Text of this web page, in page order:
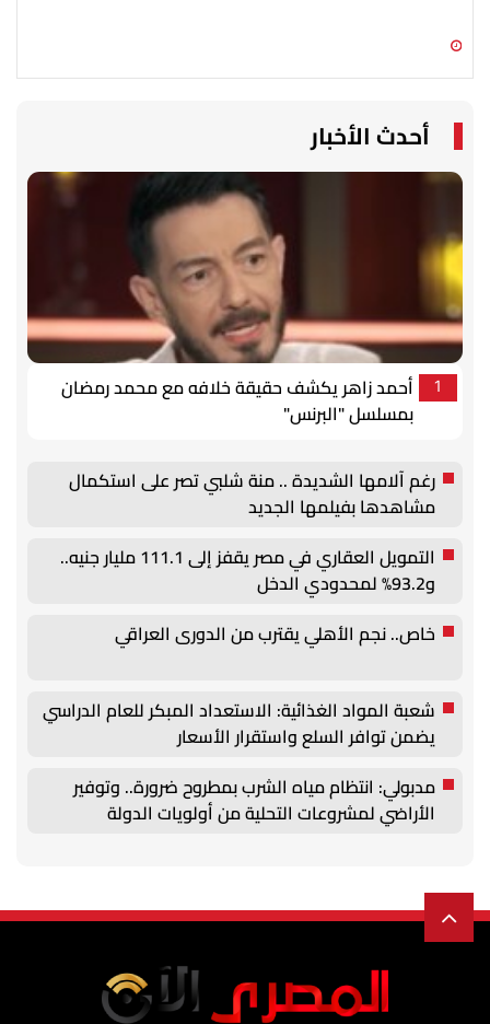
أحدث الأخبار
1
أحمد زاهر يكشف حقيقة خلافه مع محمد رمضان
بمسلسل "البرنس"
رغم آلامها الشديدة .. منة شلبي تصر على استكمال
مشاهدها بفيلمها الجديد
التمويل العقاري في مصر يقفز إلى 111.1 مليار جنيه..
و93.2% لمحدودي الدخل
خاص.. نجم الأهلي يقترب من الدورى العراقي
شعبة المواد الغذائية: الاستعداد المبكر للعام الدراسي
يضمن توافر السلع واستقرار الأسعار
مدبولي: انتظام مياه الشرب بمطروح ضرورة.. وتوفير
الأراضي لمشروعات التحلية من أولويات الدولة